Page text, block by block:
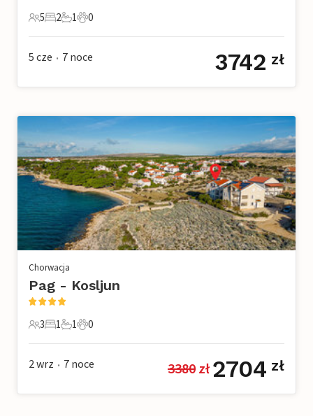
5 Goście
5
2 Sypialnie
2
1 Łazienka
1
0 Zwierzęta domowe
0
5 cze • 7 noce 3742 zł
Chorwacja
Pag - Kosljun
3 Goście
3
1 Sypialnia
1
1 Łazienka
1
0 Zwierzęta domowe
0
2 wrz • 7 noce 3380 zł 2704 zł